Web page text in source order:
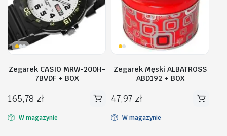
Zegarek CASIO MRW-200H-
7BVDF + BOX
165,78 zł
W magazynie
Zegarek Męski ALBATROSS
ABD192 + BOX
47,97 zł
W magazynie